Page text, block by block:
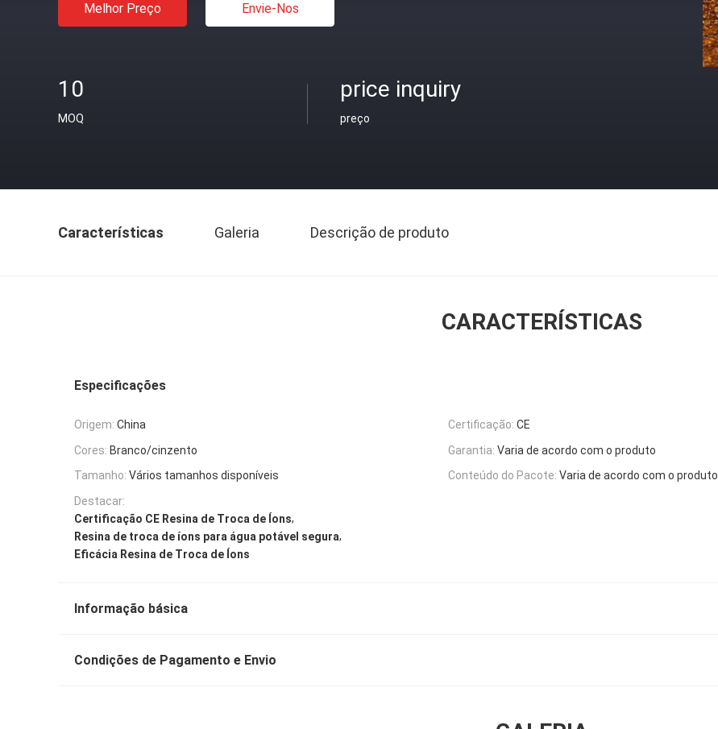
Melhor Preço Envie-Nos
10
MOQ
price inquiry
preço
Características Galeria Descrição de produto
CARACTERÍSTICAS
Especificações
Origem: China Certificação: CE
Cores: Branco/cinzento Garantia: Varia de acordo com o produto
Tamanho: Vários tamanhos disponíveis Conteúdo do Pacote: Varia de acordo com o produto
Destacar:
Certificação CE Resina de Troca de Íons,
Resina de troca de íons para água potável segura,
Eficácia Resina de Troca de Íons
Informação básica
Condições de Pagamento e Envio